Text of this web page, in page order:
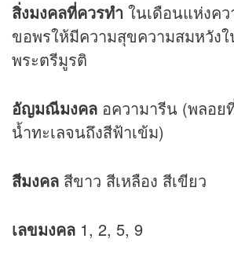
สิ่งมงคลที่ควรทำ ในเดือนแห่งค
ขอพรให้มีความสุขความสมหวัง
พระตรีมูรติ
อัญมณีมงคล อความารีน (พลอย
น้ำทะเลจนถึงสีฟ้าเข้ม)
สีมงคล สีขาว สีเหลือง สีเขียว
เลขมงคล 1, 2, 5, 9